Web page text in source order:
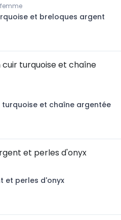
et breloques argent
et chaîne argentée
et perles d'onyx